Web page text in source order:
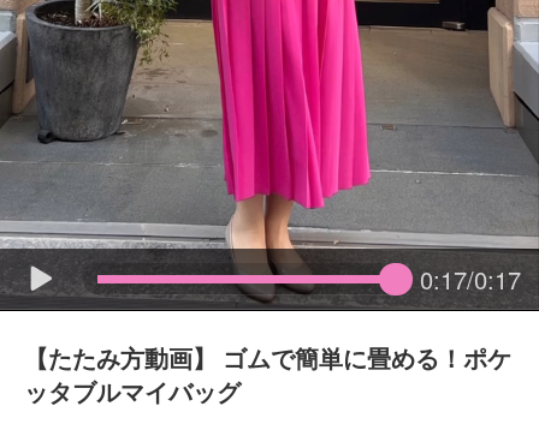
0:17/0:17
【たたみ方動画】 ゴムで簡単に畳める！ポケ
ッタブルマイバッグ